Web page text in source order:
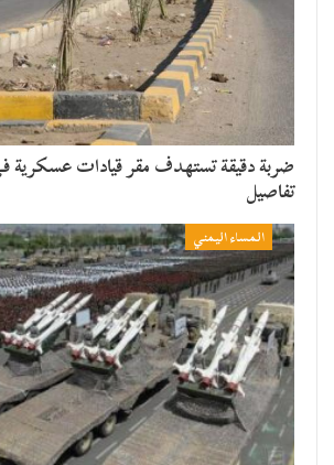
ضربة دقيقة تستهدف مقر قيادات عسكرية
تفاصيل
المساء اليمني